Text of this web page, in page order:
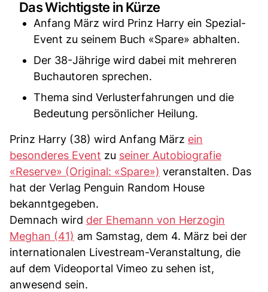
Das Wichtigste in Kürze
Anfang März wird Prinz Harry ein Spezial-
Event zu seinem Buch «Spare» abhalten.
Der 38-Jährige wird dabei mit mehreren
Buchautoren sprechen.
Thema sind Verlusterfahrungen und die
Bedeutung persönlicher Heilung.
Prinz Harry (38) wird Anfang März ein
besonderes Event zu seiner Autobiografie
«Reserve» (Original: «Spare») veranstalten. Das
hat der Verlag Penguin Random House
bekanntgegeben.
Demnach wird der Ehemann von Herzogin
Meghan (41) am Samstag, dem 4. März bei der
internationalen Livestream-Veranstaltung, die
auf dem Videoportal Vimeo zu sehen ist,
anwesend sein.